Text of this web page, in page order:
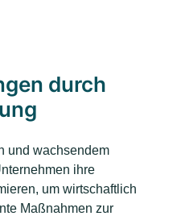
durch
und wachsendem
ihre
um wirtschaftlich
Maßnahmen zur